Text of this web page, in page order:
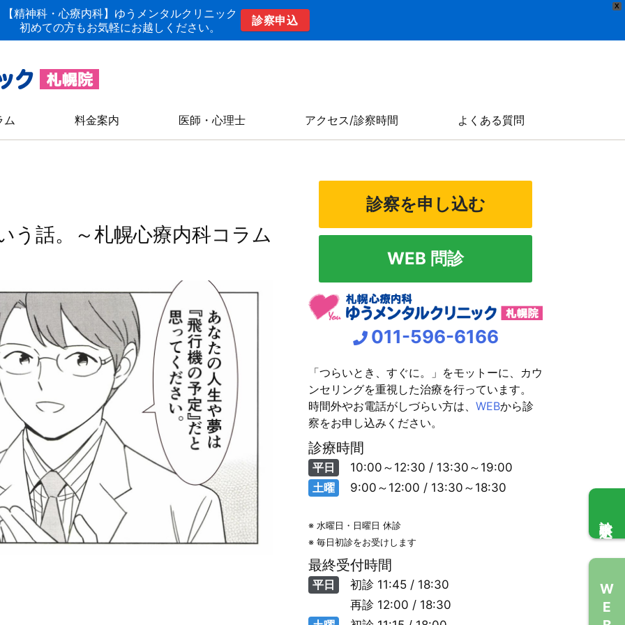
X
【精神科・心療内科】ゆうメンタルクリニック
初めての方もお気軽にお越しください。
診察申込
ム 料金案内 医師・心理士 アクセス/診察時間 よくある質問
う話。～札幌心療内科コラム
WEB問診
診察を申し込む
WEB 問診
011-596-6166
「つらいとき、すぐに。」をモットーに、カウ
ンセリングを重視した治療を行っています。
時間外やお電話がしづらい方は、 WEBから診
察をお申し込みください。
診療時間
平日
10:00～12:30 / 13:30～19:00
土曜
9:00～12:00 / 13:30～18:30
※ 水曜日・日曜日 休診
※ 毎日初診をお受けします
最終受付時間
平日 初診 11:45 / 18:30
再診 12:00 / 18:30